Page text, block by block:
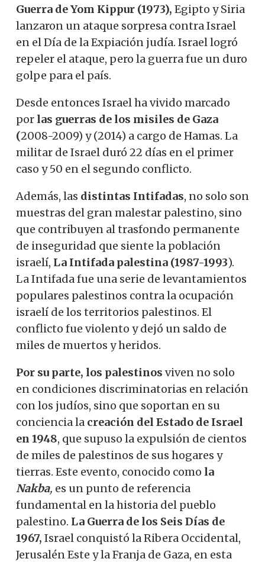
Guerra de Yom Kippur (1973), Egipto y Siria
lanzaron un ataque sorpresa contra Israel
en el Día de la Expiación judía. Israel logró
repeler el ataque, pero la guerra fue un duro
golpe para el país.
Desde entonces Israel ha vivido marcado
por las guerras de los misiles de Gaza
(2008-2009) y (2014) a cargo de Hamas. La
militar de Israel duró 22 días en el primer
caso y 50 en el segundo conflicto.
Además, las distintas Intifadas, no solo son
muestras del gran malestar palestino, sino
que contribuyen al trasfondo permanente
de inseguridad que siente la población
israelí, La Intifada palestina (1987-1993).
La Intifada fue una serie de levantamientos
populares palestinos contra la ocupación
israelí de los territorios palestinos. El
conflicto fue violento y dejó un saldo de
miles de muertos y heridos.
Por su parte, los palestinos viven no solo
en condiciones discriminatorias en relación
con los judíos, sino que soportan en su
conciencia la creación del Estado de Israel
en 1948, que supuso la expulsión de cientos
de miles de palestinos de sus hogares y
tierras. Este evento, conocido como la
Nakba, es un punto de referencia
fundamental en la historia del pueblo
palestino. La Guerra de los Seis Días de
1967, Israel conquistó la Ribera Occidental,
Jerusalén Este y la Franja de Gaza, en esta